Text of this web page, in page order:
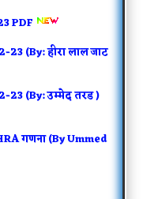
PDF
23 (By: हीरा लाल जाट
23 (By: उम्मेद तरड )
गणना(By Ummed